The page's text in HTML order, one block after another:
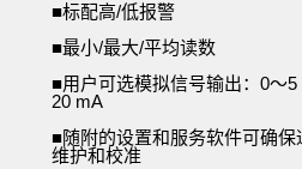
■标配高/低报警
■最小/最大/平均读数
■用户可选模拟信号输出：0～
20 mA
■随附的设置和服务软件可确
维护和校准